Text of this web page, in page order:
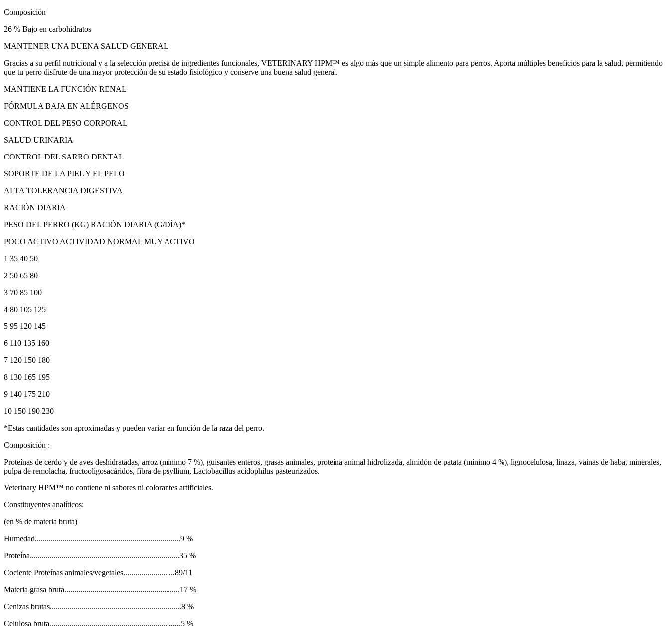
Composición
26 % Bajo en carbohidratos
MANTENER UNA BUENA SALUD GENERAL
Gracias a su perfil nutricional y a la selección precisa de ingredientes funcionales, VETERINARY HPM™ es algo más que un simple alimento para perros. Aporta múltiples beneficios para la salud, permitiendo
que tu perro disfrute de una mayor protección de su estado fisiológico y conserve una buena salud general.
MANTIENE LA FUNCIÓN RENAL
FÓRMULA BAJA EN ALÉRGENOS
CONTROL DEL PESO CORPORAL
SALUD URINARIA
CONTROL DEL SARRO DENTAL
SOPORTE DE LA PIEL Y EL PELO
ALTA TOLERANCIA DIGESTIVA
RACIÓN DIARIA
PESO DEL PERRO (KG) RACIÓN DIARIA (G/DÍA)*
POCO ACTIVO ACTIVIDAD NORMAL MUY ACTIVO
1 35 40 50
2 50 65 80
3 70 85 100
4 80 105 125
5 95 120 145
6 110 135 160
7 120 150 180
8 130 165 195
9 140 175 210
10 150 190 230
*Estas cantidades son aproximadas y pueden variar en función de la raza del perro.
Composición :
Proteínas de cerdo y de aves deshidratadas, arroz (mínimo 7 %), guisantes enteros, grasas animales, proteína animal hidrolizada, almidón de patata (mínimo 4 %), lignocelulosa, linaza, vainas de haba, minerales,
pulpa de remolacha, fructooligosacáridos, fibra de psyllium, Lactobacillus acidophilus pasteurizados.
Veterinary HPM™ no contiene ni sabores ni colorantes artificiales.
Constituyentes analíticos:
(en % de materia bruta)
Humedad.........................................................................9 %
Proteína...........................................................................35 %
Cociente Proteínas animales/vegetales..........................89/11
Materia grasa bruta..........................................................17 %
Cenizas brutas..................................................................8 %
Celulosa bruta..................................................................5 %